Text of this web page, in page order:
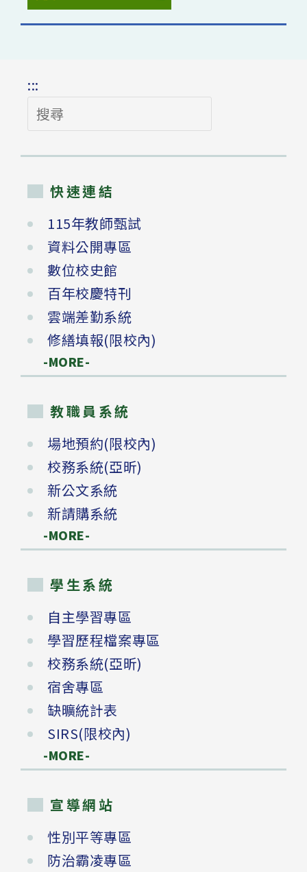
:::
搜
尋
快速連結
115年教師甄試
資料公開專區
數位校史館
百年校慶特刊
雲端差勤系統
修繕填報(限校內)
-MORE-
教職員系統
場地預約(限校內)
校務系統(亞昕)
新公文系統
新請購系統
-MORE-
學生系統
自主學習專區
學習歷程檔案專區
校務系統(亞昕)
宿舍專區
缺曠統計表
SIRS(限校內)
-MORE-
宣導網站
性別平等專區
防治霸凌專區